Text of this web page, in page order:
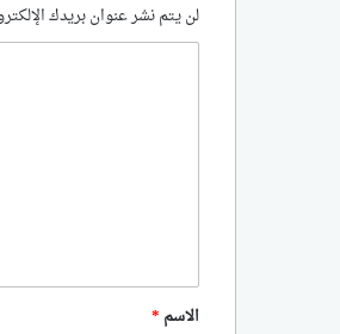
لن يتم نشر عنوان بريدك
*
الاسم *